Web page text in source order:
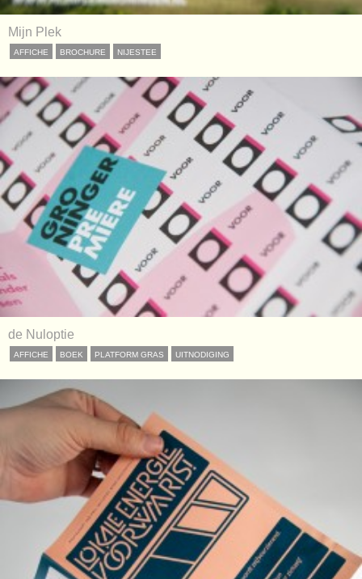
Mijn Plek
AFFICHE BROCHURE NIJESTEE
de Nuloptie
AFFICHE BOEK PLATFORM GRAS UITNODIGING